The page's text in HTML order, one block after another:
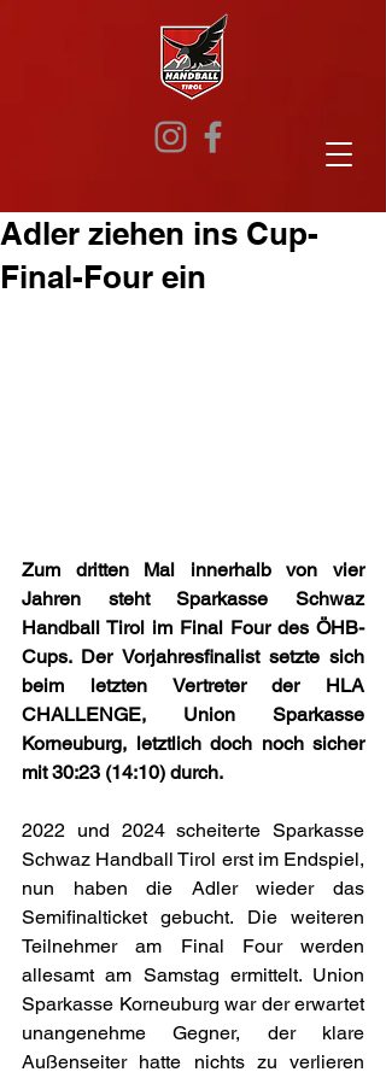
Adler ziehen ins Cup-
Final-Four ein
Zum dritten Mal innerhalb von vier
Jahren steht Sparkasse Schwaz
Handball Tirol im Final Four des ÖHB-
Cups. Der Vorjahresfinalist setzte sich
beim letzten Vertreter der HLA
CHALLENGE, Union Sparkasse
Korneuburg, letztlich doch noch sicher
mit 30:23 (14:10) durch.
2022 und 2024 scheiterte Sparkasse
Schwaz Handball Tirol erst im Endspiel,
nun haben die Adler wieder das
Semifinalticket gebucht. Die weiteren
Teilnehmer am Final Four werden
allesamt am Samstag ermittelt. Union
Sparkasse Korneuburg war der erwartet
unangenehme Gegner, der klare
Außenseiter hatte nichts zu verlieren